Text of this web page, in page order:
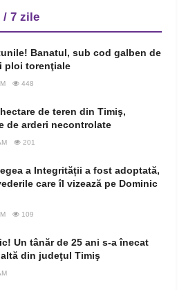
/ 7 zile
Banatul, sub cod galben de
ploi torenţiale
448
de teren din Timiş,
de arderi necontrolate
201
a Integrității a fost adoptată,
care îl vizează pe Dominic
109
Un tânăr de 25 ani s-a înecat
din judeţul Timiş